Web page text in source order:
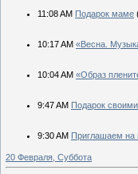
11:08 AM Подарок маме
10:17 AM «Весна.
10:04 AM «Образ
9:47 AM Подарок
9:30 AM Приглашаем на
20 Февраля, Суббота